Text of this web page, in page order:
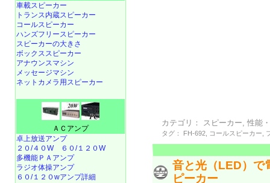
カテゴリ： スピーカー,性能
タグ： FH-692 コールスピーカー
音と光（LED）で
ピーカー
車載スピーカー
トランス内蔵スピーカー
コールスピーカー
ハンズフリースピーカー
スピーカーの大きさ
ボックススピーカー
アナウンスマシン
メッセージマシン
ネットカメラ用スピーカー
ＡＣアンプ
卓上放送アンプ
２０/４０W
６０/１２０W
多機能ＰＡアンプ
ラジオ体操アンプ
６０/１２０wアンプ詳細